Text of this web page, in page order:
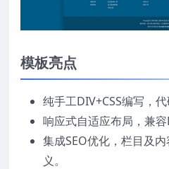
模板亮点
纯手工DIV+CSS编写，
响应式自适应布局，兼容
集成SEO优化，栏目及
义。